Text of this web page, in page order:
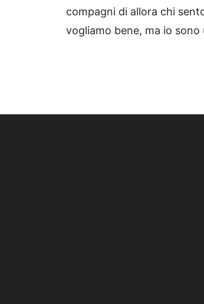
compagni di allora chi
vogliamo bene, ma io sono